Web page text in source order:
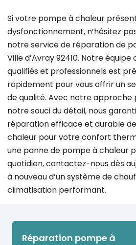
Si votre pompe à chaleur
dysfonctionnement, n’hésitez
notre service de réparation de
Ville d’Avray 92410. Notre
qualifiés et professionnels est
rapidement pour vous offrir un
de qualité. Avec notre approche
notre souci du détail, nous
réparation efficace et durable
chaleur pour votre confort
une panne de pompe à chaleur
quotidien, contactez-nous dès
à nouveau d’un système de
climatisation performant.
Réparation pompe à